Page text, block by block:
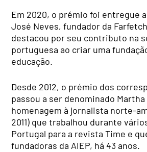
Em 2020, o prémio foi entregue
José Neves, fundador da
destacou por seu contributo na
portuguesa ao criar uma
educação.
Desde 2012, o prémio dos
passou a ser denominado Martha
homenagem à jornalista norte-
2011) que trabalhou durante
Portugal para a revista Time e
fundadoras da AIEP, há 43 anos.